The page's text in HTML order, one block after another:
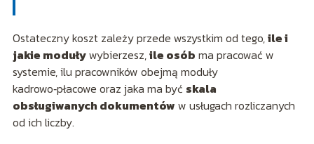
Ostateczny koszt zależy przede wszystkim od tego,ile i
jakie moduływybierzesz,ile osób ma pracować w
systemie, ilu pracowników obejmą moduły
kadrowo‑płacowe oraz jaka ma być skala
obsługiwanych dokumentów w usługach rozliczanych
od ich liczby.